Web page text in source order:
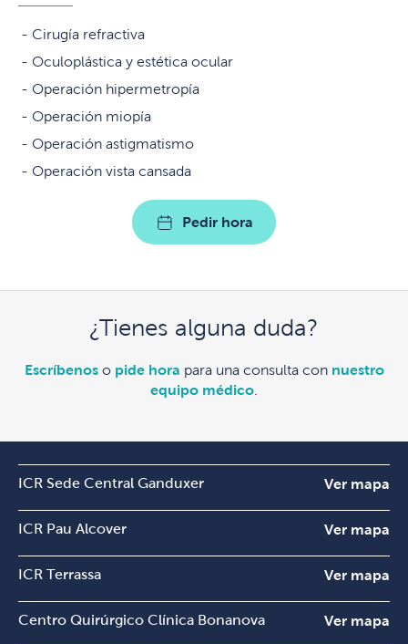
Cirugía refractiva
Oculoplástica y estética ocular
Operación hipermetropía
Operación miopía
Operación astigmatismo
Operación vista cansada
Pedir hora
¿Tienes alguna duda?
Escríbenoso pide hora para una consulta con nuestro
equipo médico
ICR Sede Central Ganduxer Ver mapa
ICR Pau Alcover Ver mapa
ICR Terrassa Ver mapa
Centro Quirúrgico Clínica Bonanova Ver mapa